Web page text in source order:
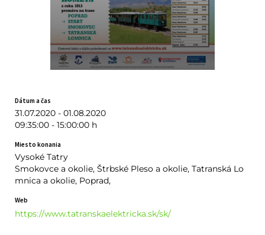
Dátum a čas
31.07.2020 - 01.08.2020
09:35:00 - 15:00:00 h
Miesto konania
Vysoké Tatry
Smokovce a okolie, Štrbské Pleso a okolie, Tatranská Lo
mnica a okolie, Poprad,
Web
https://www.tatranskaelektricka.sk/sk/